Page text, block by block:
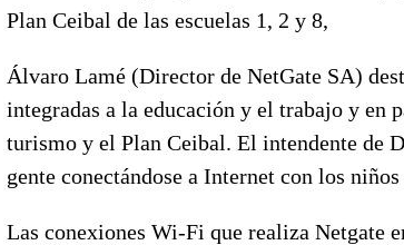
Plan Ceibal de las escuelas 1, 2 y 8,
Álvaro Lamé (Director de NetGate SA)
integradas a la educación y el trabajo y en
turismo y el Plan Ceibal. El intendente de
gente conectándose a Internet con los
Las conexiones Wi-Fi que realiza Netgate